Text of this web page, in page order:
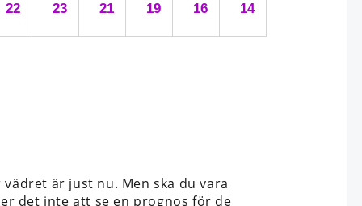
22 23 21 19 16 14
är just nu. Men ska du vara
det inte att se en prognos för de